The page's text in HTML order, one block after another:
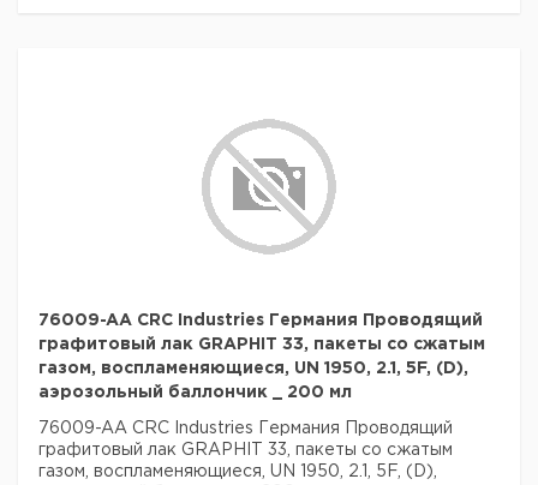
76009-AA CRC Industries Германия Проводящий
графитовый лак GRAPHIT 33, пакеты со сжатым
газом, воспламеняющиеся, UN 1950, 2.1, 5F, (D),
аэрозольный баллончик _ 200 мл
76009-AA CRC Industries Германия Проводящий
графитовый лак GRAPHIT 33, пакеты со сжатым
газом, воспламеняющиеся, UN 1950, 2.1, 5F, (D),